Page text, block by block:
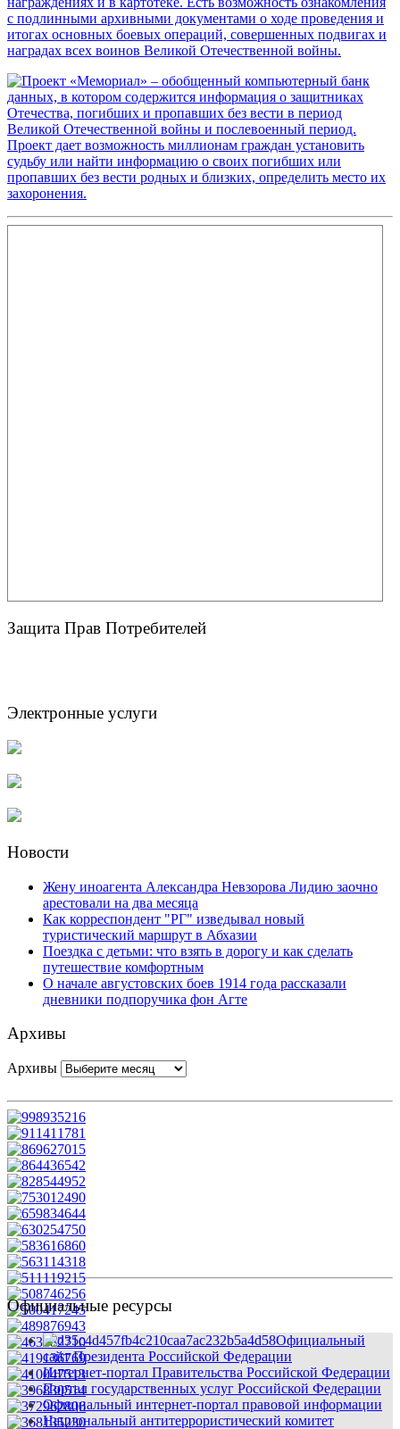
Защита Прав Потребителей
Электронные услуги
Новости
Жену иноагента Александра Невзорова Лидию заочно
арестовали на два месяца
Как корреспондент "РГ" изведывал новый
туристический маршрут в Абхазии
Поездка с детьми: что взять в дорогу и как сделать
путешествие комфортным
О начале августовских боев 1914 года рассказали
дневники подпоручика фон Агте
Архивы
Архивы
Официальные ресурсы
Официальный
сайт Президента Российской Федерации
Интернет-портал Правительства Российской Федерации
Портал государственных услуг Российской Федерации
Официальный интернет-портал правовой информации
Национальный антитеррористический комитет